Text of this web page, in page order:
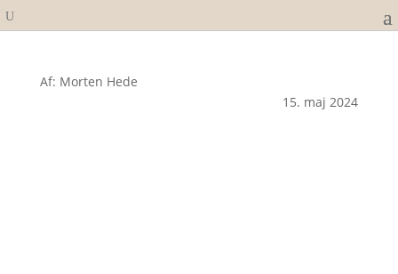
Af: Morten Hede
15. maj 2024